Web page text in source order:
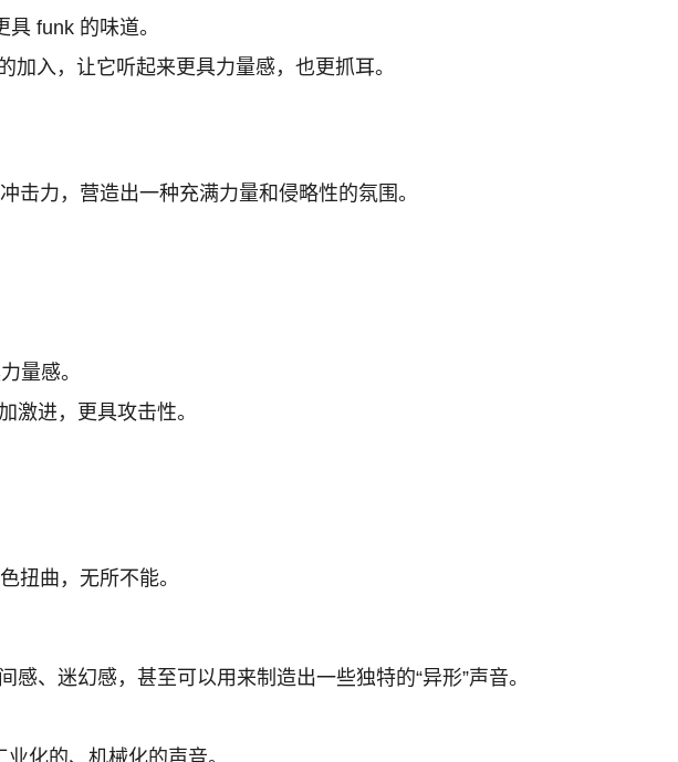
funk 的味道。
入，让它听起来更具力量感，也更抓耳。
力，营造出一种充满力量和侵略性的氛围。
量感。
激进，更具攻击性。
扭曲，无所不能。
、迷幻感，甚至可以用来制造出一些独特的“异形”声音。
化的、机械化的声音。